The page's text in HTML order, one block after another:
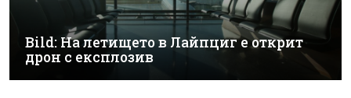
Bild: На летището в Лайпциг е открит
дрон с експлозив